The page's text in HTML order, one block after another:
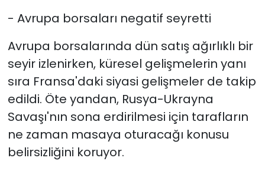
- Avrupa borsaları negatif seyretti
Avrupa borsalarında dün satış ağırlıklı bir
seyir izlenirken, küresel gelişmelerin yanı
sıra Fransa'daki siyasi gelişmeler de takip
edildi. Öte yandan, Rusya-Ukrayna
Savaşı'nın sona erdirilmesi için tarafların
ne zaman masaya oturacağı konusu
belirsizliğini koruyor.